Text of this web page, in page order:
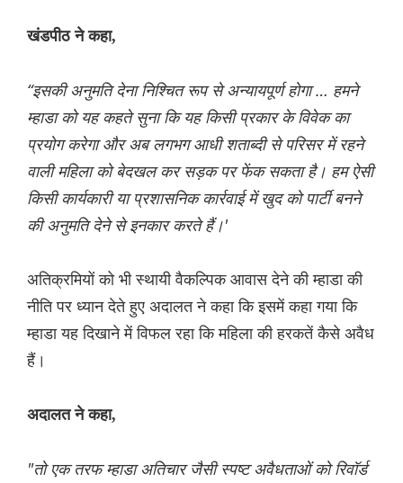
खंडपीठ ने कहा,
“इसकी अनुमति देना निश्चित रूप से अन्यायपूर्ण होगा … हमने
म्हाडा को यह कहते सुना कि यह किसी प्रकार के विवेक का
प्रयोग करेगा और अब लगभग आधी शताब्दी से परिसर में रहने
वाली महिला को बेदखल कर सड़क पर फेंक सकता है। हम ऐसी
किसी कार्यकारी या प्रशासनिक कार्रवाई में खुद को पार्टी बनने
की अनुमति देने से इनकार करते हैं।'
अतिक्रमियों को भी स्थायी वैकल्पिक आवास देने की म्हाडा की
नीति पर ध्यान देते हुए अदालत ने कहा कि इसमें कहा गया कि
म्हाडा यह दिखाने में विफल रहा कि महिला की हरकतें कैसे अवैध
हैं।
अदालत ने कहा,
"तो एक तरफ म्हाडा अतिचार जैसी स्पष्ट अवैधताओं को रिवॉर्ड